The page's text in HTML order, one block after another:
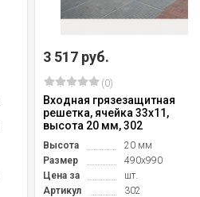
3 517 руб.
(0)
Входная грязезащитная
решетка, ячейка 33х11,
высота 20 мм, 302
Высота
20 мм
Размер
490х990
Цена за
шт.
Артикул
302